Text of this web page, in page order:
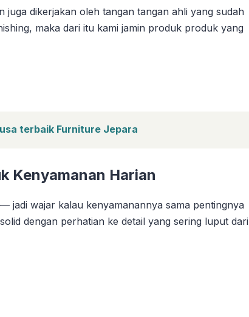
dikerjakan oleh tangan tangan ahli yang sudah
maka dari itu kami jamin produk produk yang
terbaik Furniture Jepara
Kenyamanan Harian
jadi wajar kalau kenyamanannya sama pentingnya
dengan perhatian ke detail yang sering luput dari